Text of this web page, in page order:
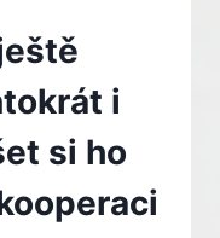
i
si ho